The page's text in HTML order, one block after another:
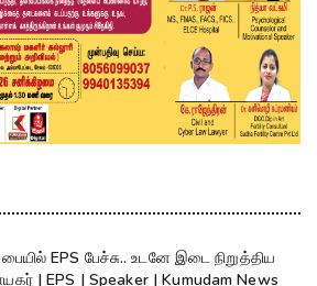
EPS பேச்சு.. உடனே இடை நிறுத்திய
| EPS | Speaker | Kumudam News